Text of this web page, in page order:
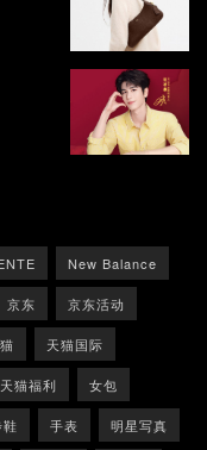
New Balance
京东 京东活动
天猫国际
天猫福利 女包
手表 明星写真